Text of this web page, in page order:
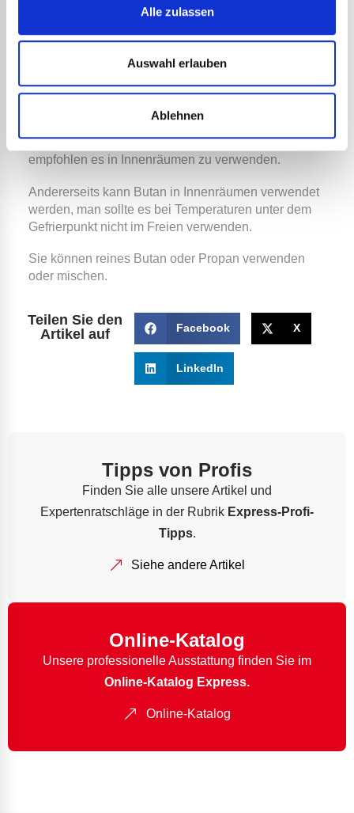
Alle zulassen
Auswahl erlauben
Ablehnen
Zinnlöten
können Sie einen
Propangas verwenden. Beides sind LPG-Gase,
Liquefied Petroleum Gas, die nicht die gleichen
empfohlen, da es sehr kältebeständig ist. Sie können
bis zu -30 °C im Freien arbeiten. Es wird nicht
empfohlen es in Innenräumen zu verwenden.
Andererseits kann Butan in Innenräumen verwendet
werden, man sollte es bei Temperaturen unter dem
Gefrierpunkt nicht im Freien verwenden.
Sie können reines Butan oder Propan verwenden
oder mischen.
Teilen Sie den
Artikel auf
Facebook X
LinkedIn
Tipps von Profis
Finden Sie alle unsere Artikel und
Expertenratschläge in der Rubrik Express-Profi-
Tipps.
Siehe andere Artikel
Online-Katalog
Unsere professionelle Ausstattung finden Sie im
Online-Katalog Express.
Online-Katalog